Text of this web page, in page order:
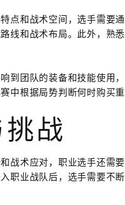
点和战术空间，选手需要通
线和战术布局。此外，熟悉
到团队的装备和技能使用，
中根据局势判断何时购买重
战
战术应对，职业选手还需要
职业战队后，选手需要不断